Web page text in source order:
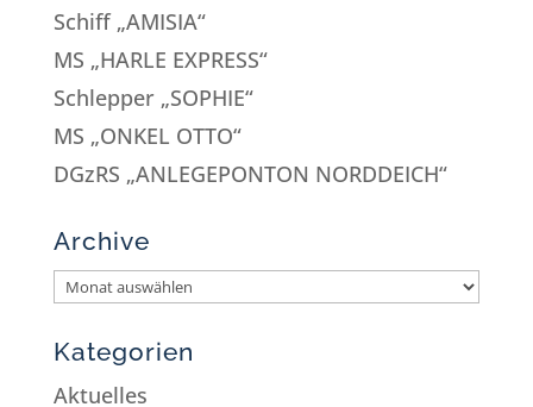
Schiff „AMISIA“
MS „HARLE EXPRESS“
Schlepper „SOPHIE“
MS „ONKEL OTTO“
DGzRS „ANLEGEPONTON NORDDEICH“
Archive
Kategorien
Aktuelles